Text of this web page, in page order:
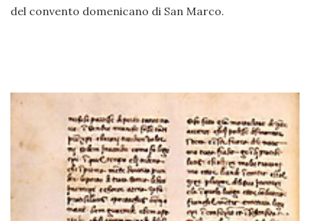
del convento domenicano di San Marco.